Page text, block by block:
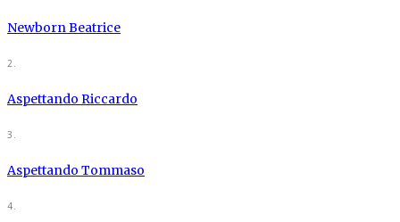
Newborn Beatrice
2.
Aspettando Riccardo
3.
Aspettando Tommaso
4.